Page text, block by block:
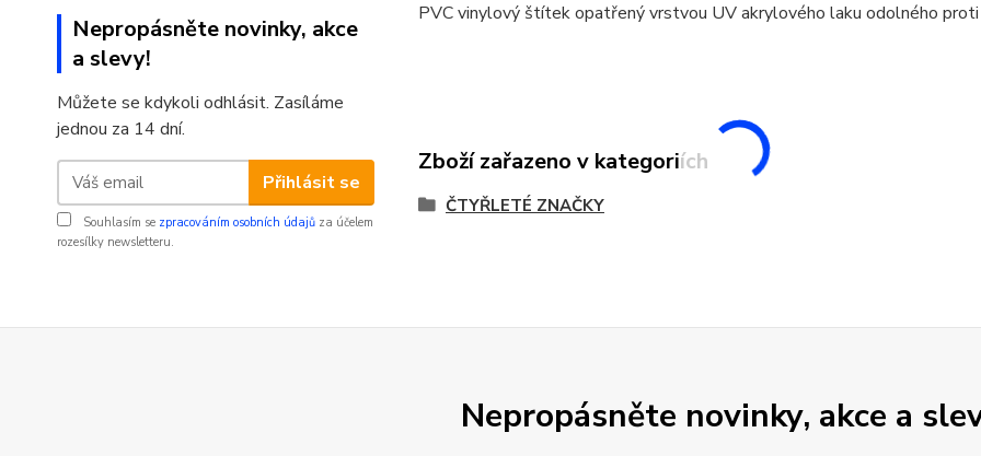
Nepropásněte novinky, akce
a slevy!
Můžete se kdykoli odhlásit. Zasíláme
jednou za 14 dní.
Přihlásit se
Souhlasím se zpracováním osobních údajů za účelem
rozesílky newsletteru.
PVC vinylový štítek opatřený vrstvou UV akrylového laku odolného
Zboží zařazeno v kategoriích
ČTYŘLETÉ ZNAČKY
Nepropásněte novinky, akce a